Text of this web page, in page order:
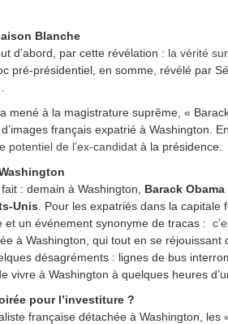
Blanche
d’abord, par cette révélation : la vérité
pré-présidentiel, en somme, révélé par
mené à la magistrature suprême, «
français expatrié à Washington.
potentiel de l’ex-candidat à la présidence.
: demain à Washington, Barack
Unis . Pour les expatriés dans la capitale
et un événement synonyme de tracas :
à Washington, qui tout en se réjouissant
désagréments : lignes de bus
vivre à Washington à quelques heures
pour l’investiture ?
française détachée à Washington, les